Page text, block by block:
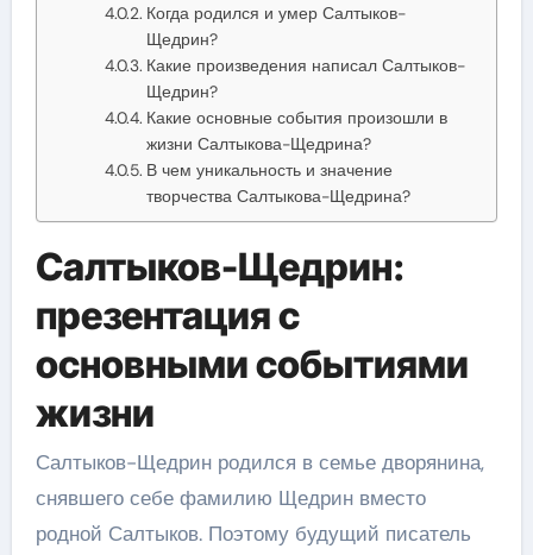
Когда родился и умер Салтыков-
Щедрин?
Какие произведения написал Салтыков-
Щедрин?
Какие основные события произошли в
жизни Салтыкова-Щедрина?
В чем уникальность и значение
творчества Салтыкова-Щедрина?
Салтыков-Щедрин:
презентация с
основными событиями
жизни
Салтыков-Щедрин родился в семье дворянина,
снявшего себе фамилию Щедрин вместо
родной Салтыков. Поэтому будущий писатель